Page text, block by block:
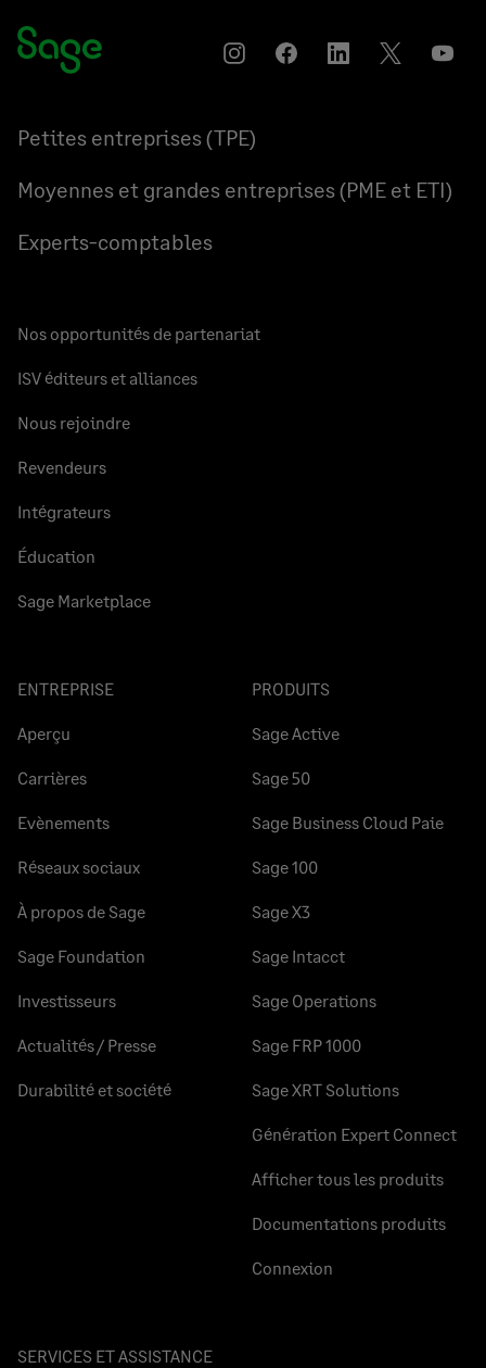
InstagramPartagerPartagerPartager
Petites entreprises (TPE)
Moyennes et grandes entreprises (PME et ETI)
Experts-comptables
Nos opportunités de partenariat
ISV éditeurs et alliances
Nous rejoindre
Revendeurs
Intégrateurs
Éducation
Sage Marketplace
ENTREPRISE
Aperçu
Carrières
Evènements
Réseaux sociaux
À propos de Sage
Sage Foundation
Investisseurs
Actualités / Presse
Durabilité et société
PRODUITS
Sage Active
Sage 50
Sage Business Cloud Paie
Sage 100
Sage X3
Sage Intacct
Sage Operations
Sage FRP 1000
Sage XRT Solutions
Génération Expert Connect
Afficher tous les produits
Documentations produits
Connexion
SERVICES ET ASSISTANCE